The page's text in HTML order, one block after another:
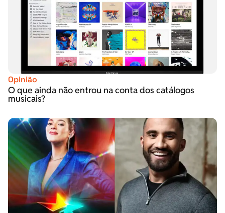
Opinião
O que ainda não entrou na conta dos catálogos
musicais?